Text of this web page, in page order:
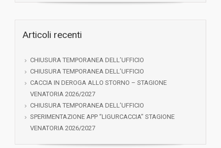
Articoli recenti
CHIUSURA TEMPORANEA DELL’UFFICIO
CHIUSURA TEMPORANEA DELL’UFFICIO
CACCIA IN DEROGA ALLO STORNO – STAGIONE
VENATORIA 2026/2027
CHIUSURA TEMPORANEA DELL’UFFICIO
SPERIMENTAZIONE APP “LIGURCACCIA” STAGIONE
VENATORIA 2026/2027